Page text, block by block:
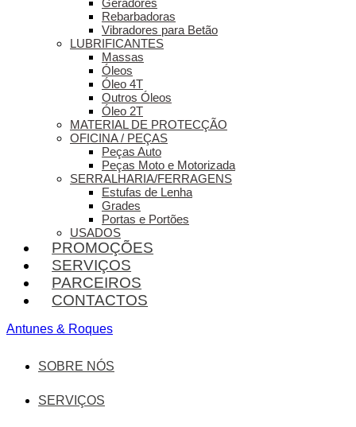
Geradores
Rebarbadoras
Vibradores para Betão
LUBRIFICANTES
Massas
Óleos
Óleo 4T
Outros Óleos
Óleo 2T
MATERIAL DE PROTECÇÃO
OFICINA / PEÇAS
Peças Auto
Peças Moto e Motorizada
SERRALHARIA/FERRAGENS
Estufas de Lenha
Grades
Portas e Portões
USADOS
PROMOÇÕES
SERVIÇOS
PARCEIROS
CONTACTOS
Antunes & Roques
SOBRE NÓS
SERVIÇOS